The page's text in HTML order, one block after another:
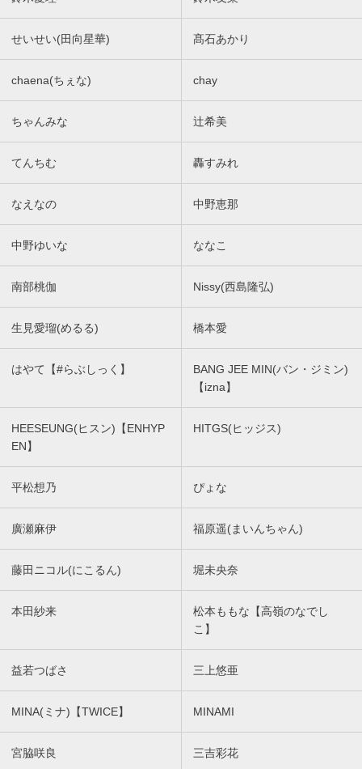
せいせい(田向星華) 髙石あかり
chaena(ちぇな) chay
ちゃんみな 辻希美
てんちむ 轟すみれ
なえなの 中野恵那
中野ゆいな ななこ
南部桃伽 Nissy(西島隆弘)
生見愛瑠(めるる) 橋本愛
はやて【#らぶしっく】
BANG JEE MIN(バン・ジミン)
【izna】
HEESEUNG(ヒスン)【ENHYP
EN】
HITGS(ヒッジス)
平松想乃 ぴょな
廣瀬麻伊 福原遥(まいんちゃん)
藤田ニコル(にこるん) 堀未央奈
本田紗来
松本ももな【高嶺のなでし
こ】
益若つばさ 三上悠亜
MINA(ミナ)【TWICE】 MINAMI
宮脇咲良 三吉彩花